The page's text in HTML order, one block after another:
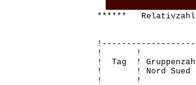
******
!
! Tag !
! ! Nord Sued
!